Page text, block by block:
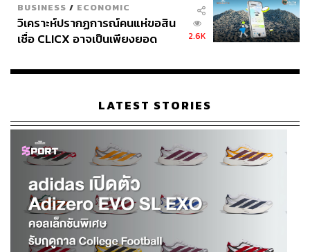
BUSINESS / ECONOMIC
วิเคราะห์ปรากฏการณ์คนแห่ขอสิน
เชื่อ CLICX อาจเป็นเพียงยอด
เรือนไทยที่ถูกซุกไว้
2.6K
LATEST STORIES